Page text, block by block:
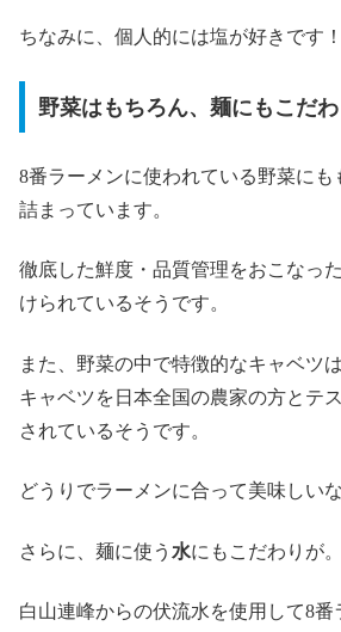
ちなみに、個人的には塩が好きです！
野菜はもちろん、麺にもこだわ
8番ラーメンに使われている野菜に
詰まっています。
徹底した鮮度・品質管理をおこなっ
けられているそうです。
また、野菜の中で特徴的なキャベツ
キャベツを日本全国の農家の方とテ
されているそうです。
どうりでラーメンに合って美味しい
さらに、麺に使う 水にもこだわりが。
白山連峰からの伏流水を使用して8番